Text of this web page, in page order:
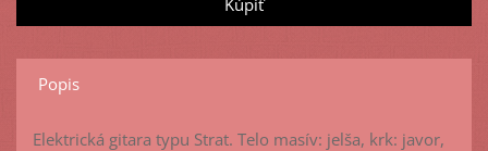
Popis
Elektrická gitara typu Strat. Telo masív: jelša, krk: javor,